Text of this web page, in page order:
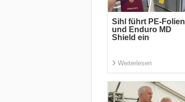
Sihl führt PE-Folien
und Enduro MD
Shield ein
Weiterlesen